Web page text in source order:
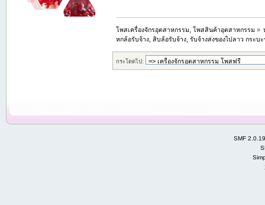
โพสเครื่องจักรอุตสาหกรรม, โพสสินค้าอุตสาหกรรม »
หกล้อรับจ้าง, สิบล้อรับจ้าง, รับจ้างส่งของไปลาว กระบ
กระโดดไป:
SMF 2.0.19